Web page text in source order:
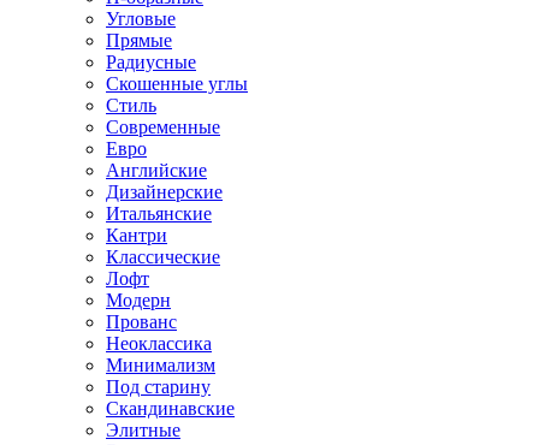
Угловые
Прямые
Радиусные
Скошенные углы
Стиль
Современные
Евро
Английские
Дизайнерские
Итальянские
Кантри
Классические
Лофт
Модерн
Прованс
Неоклассика
Минимализм
Под старину
Скандинавские
Элитные